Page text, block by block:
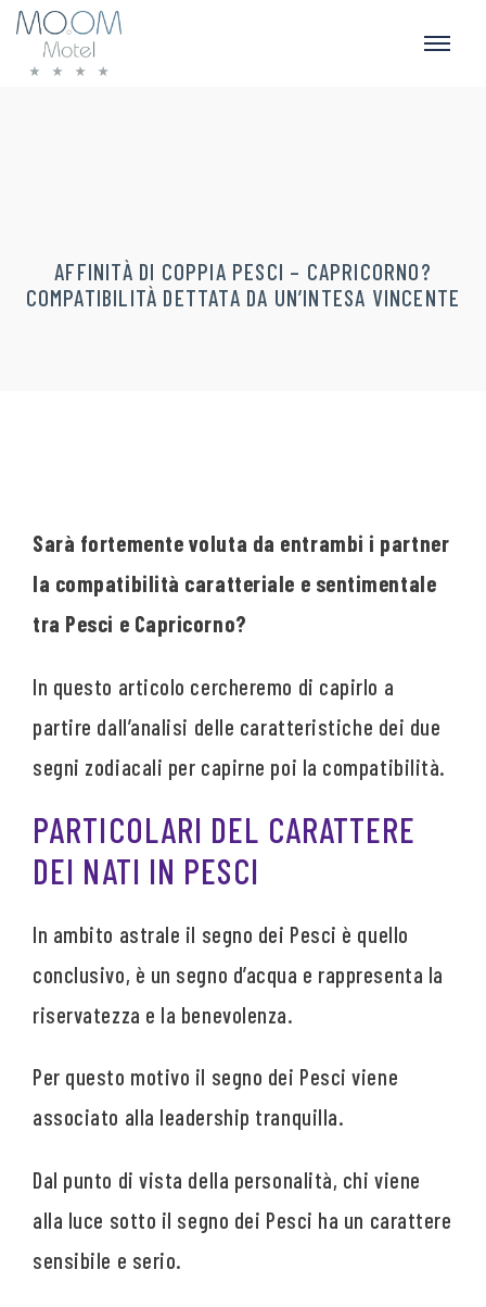
AFFINITÀ DI COPPIA PESCI – CAPRICORNO?
COMPATIBILITÀ DETTATA DA UN’INTESA VINCENTE
Sarà fortemente voluta da entrambi i partner
la compatibilità caratteriale e sentimentale
tra Pesci e Capricorno?
In questo articolo cercheremo di capirlo a
partire dall’analisi delle caratteristiche dei due
segni zodiacali per capirne poi la compatibilità.
PARTICOLARI DEL CARATTERE
DEI NATI IN PESCI
In ambito astrale il segno dei Pesci è quello
conclusivo, è un segno d’acqua e rappresenta la
riservatezza e la benevolenza.
Per questo motivo il segno dei Pesci viene
associato alla leadership tranquilla.
Dal punto di vista della personalità, chi viene
alla luce sotto il segno dei Pesci ha un carattere
sensibile e serio.